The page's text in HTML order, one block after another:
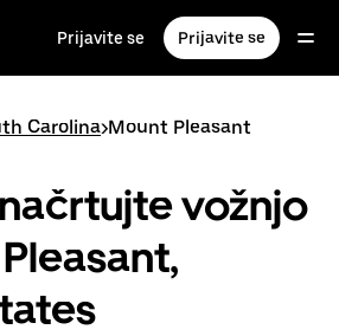
Prijavite se Prijavite se
Carolina>Mount Pleasant
vožnjo